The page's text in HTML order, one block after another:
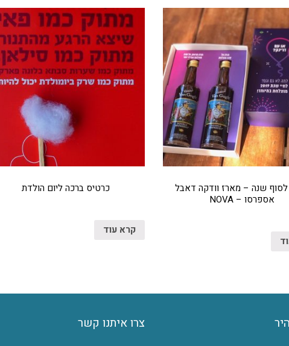
שנה – מארז וודקה דאבל
אספרסו – NOVA
כרטיס ברכה ליום הולדת
קרא עוד
צרו איתנו קשר